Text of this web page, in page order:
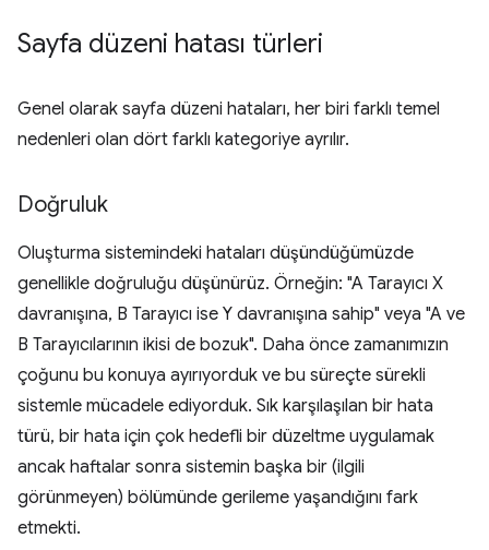
Sayfa düzeni hatası türleri
Genel olarak sayfa düzeni hataları, her biri farklı temel
nedenleri olan dört farklı kategoriye ayrılır.
Doğruluk
Oluşturma sistemindeki hataları düşündüğümüzde
genellikle doğruluğu düşünürüz. Örneğin: "A Tarayıcı X
davranışına, B Tarayıcı ise Y davranışına sahip" veya "A ve
B Tarayıcılarının ikisi de bozuk". Daha önce zamanımızın
çoğunu bu konuya ayırıyorduk ve bu süreçte sürekli
sistemle mücadele ediyorduk. Sık karşılaşılan bir hata
türü, bir hata için çok hedefli bir düzeltme uygulamak
ancak haftalar sonra sistemin başka bir (ilgili
görünmeyen) bölümünde gerileme yaşandığını fark
etmekti.